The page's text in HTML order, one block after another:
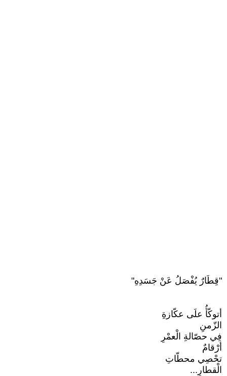
"قِطَارٌ يُفْصَلُ عَنْ جَسَدِهِ"
أتوكّأُ علَى عكّازةِ
الزّمنِ
فِي حصّالةِ الْعمْرِ
أرْقامٌ
تحْصِي محطّاتِ
الْقطارِ...